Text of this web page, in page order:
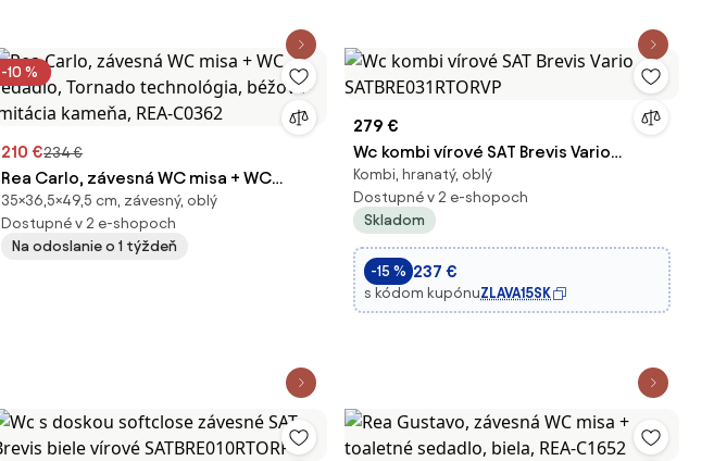
-10 %
210 €234 €
Rea Carlo, závesná WC misa + WC
sedadlo, Tornado technológia,
béžová-imitácia kameňa, REA-C0362
35×36,5×49,5 cm, závesný, oblý
Dostupné v 2 e-shopoch
Na odoslanie o 1 týždeň
279 €
Wc kombi vírové SAT Brevis Vario
SATBRE031RTORVP
Kombi, hranatý, oblý
Dostupné v 2 e-shopoch
Skladom
-15 % 237 €
s kódom kupónuZLAVA15SK